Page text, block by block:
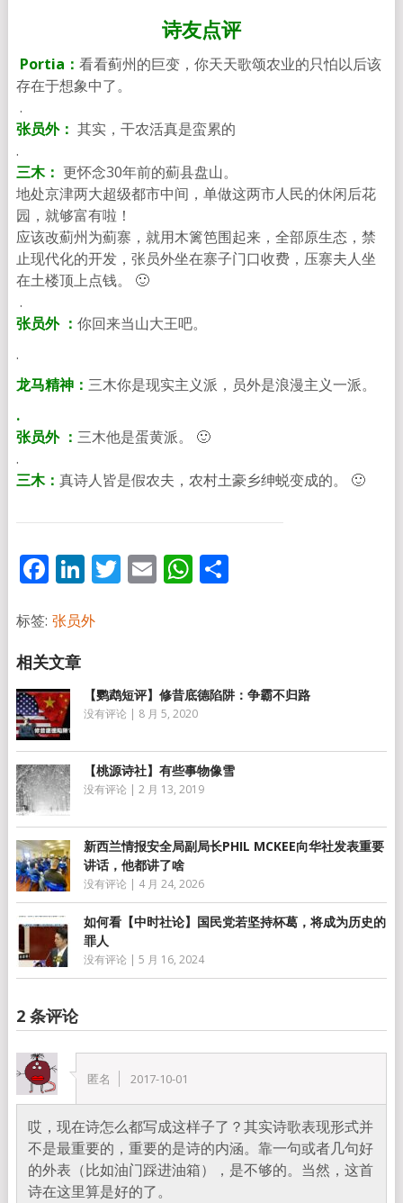
诗友点评
Portia： 看看蓟州的巨变，你天天歌颂农业的只怕以后该
存在于想象中了。
.
张员外： 其实，干农活真是蛮累的
.
三木： 更怀念30年前的薊县盘山。
地处京津两大超级都市中间，单做这两市人民的休闲后花
园， 就够富有啦！
应该改薊州为薊寨，就用木篱笆围起来，全部原生态， 禁
止现代化的开发，张员外坐在寨子门口收费， 压寨夫人坐
在土楼顶上点钱。 🙂
.
张员外 ： 你回来当山大王吧。
.
龙马精神： 三木你是现实主义派，员外是浪漫主义一派。
.
张员外 ： 三木他是蛋黄派。 🙂
.
三木： 真诗人皆是假农夫，农村土豪乡绅蜕变成的。 🙂
Facebook
LinkedIn
Twitter
EmailWhatsApp
分
标签: 张员外
【鹦鹉短评】修昔底德陷阱：争霸不归路
没有评论 8 月 5, 2020
【桃源诗社】有些事物像雪
没有评论 2 月 13, 2019
新西兰情报安全局副局长PHIL MCKEE向华社发表重要
讲话，他都讲了啥
没有评论 4 月 24, 2026
如何看【中时社论】国民党若坚持杯葛，将成为历史的
罪人
没有评论 5 月 16, 2024
2 条评论
匿名 2017-10-01
哎，现在诗怎么都写成这样子了？其实诗歌表现形式并
不是最重要的，重要的是诗的内涵。靠一句或者几句好
的外表（比如油门踩进油箱），是不够的。当然，这首
诗在这里算是好的了。